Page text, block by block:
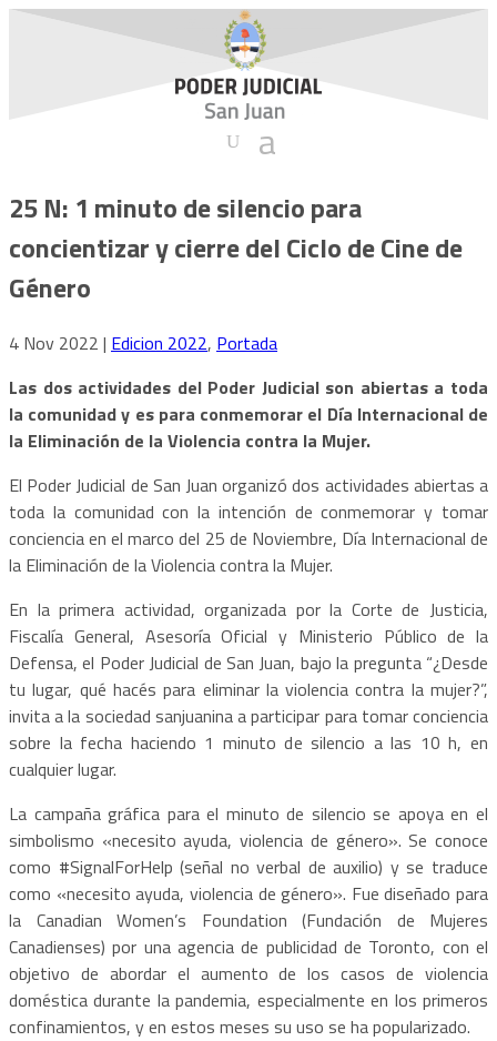
25 N: 1 minuto de silencio para
concientizar y cierre del Ciclo de Cine de
Género
4 Nov 2022 | Edicion 2022, Portada
Las dos actividades del Poder Judicial son abiertas a toda
la comunidad y es para conmemorar el Día Internacional de
la Eliminación de la Violencia contra la Mujer.
El Poder Judicial de San Juan organizó dos actividades abiertas a
toda la comunidad con la intención de conmemorar y tomar
conciencia en el marco del 25 de Noviembre, Día Internacional de
la Eliminación de la Violencia contra la Mujer.
En la primera actividad, organizada por la Corte de Justicia,
Fiscalía General, Asesoría Oficial y Ministerio Público de la
Defensa, el Poder Judicial de San Juan, bajo la pregunta “¿Desde
tu lugar, qué hacés para eliminar la violencia contra la mujer?”,
invita a la sociedad sanjuanina a participar para tomar conciencia
sobre la fecha haciendo 1 minuto de silencio a las 10 h, en
cualquier lugar.
La campaña gráfica para el minuto de silencio se apoya en el
simbolismo «necesito ayuda, violencia de género». Se conoce
como #SignalForHelp (señal no verbal de auxilio) y se traduce
como «necesito ayuda, violencia de género». Fue diseñado para
la Canadian Women’s Foundation (Fundación de Mujeres
Canadienses) por una agencia de publicidad de Toronto, con el
objetivo de abordar el aumento de los casos de violencia
doméstica durante la pandemia, especialmente en los primeros
confinamientos, y en estos meses su uso se ha popularizado.